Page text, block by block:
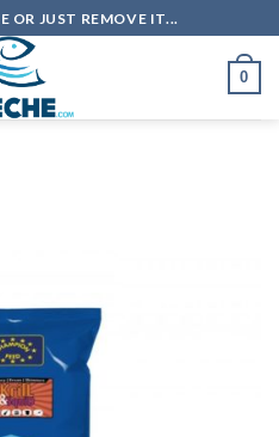
OR JUST REMOVE IT...
0